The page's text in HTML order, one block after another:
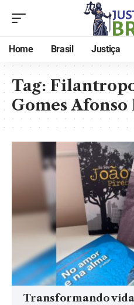
Home Brasil Justiça
Tag:
Gomes Afonso
Transformando